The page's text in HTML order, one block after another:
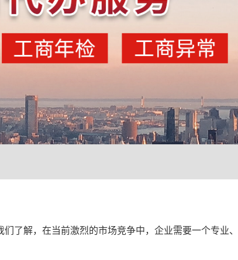
了解，在当前激烈的市场竞争中，企业需要一个专业